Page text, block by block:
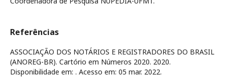
Referências
ASSOCIAÇÃO DOS NOTÁRIOS E REGISTRADORES DO BRASIL
(ANOREG-BR). Cartório em Números 2020. 2020.
Disponibilidade em: . Acesso em: 05 mar. 2022.